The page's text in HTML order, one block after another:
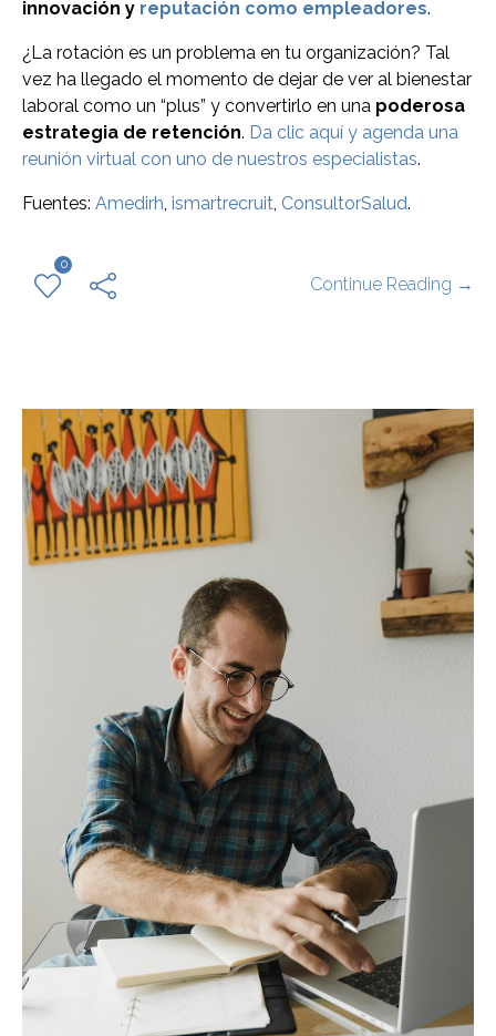
innovación y reputación como empleadores.
¿La rotación es un problema en tu organización? Tal
vez ha llegado el momento de dejar de ver al bienestar
laboral como un “plus” y convertirlo en una poderosa
estrategia de retención. Da clic aquí y agenda una
reunión virtual con uno de nuestros especialistas.
Fuentes: Amedirh ismartrecruit ConsultorSalud.
0
Continue Reading →